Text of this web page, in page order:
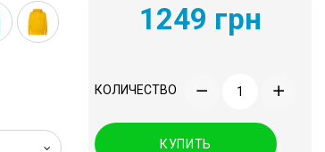
1249 грн
КОЛИЧЕСТВО
КУПИТЬ